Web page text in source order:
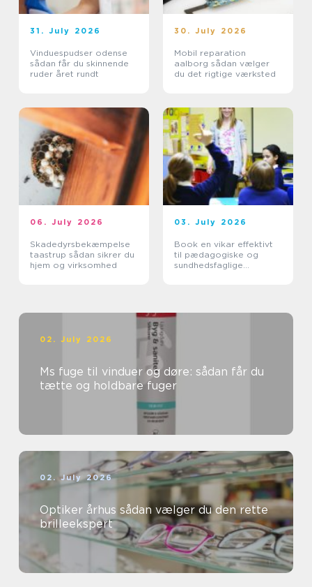
31. July 2026
Vinduespudser odense
sådan får du skinnende
ruder året rundt
30. July 2026
Mobil reparation
aalborg sådan vælger
du det rigtige værksted
06. July 2026
Skadedyrsbekæmpelse
taastrup sådan sikrer du
hjem og virksomhed
03. July 2026
Book en vikar effektivt
til pædagogiske og
sundhedsfaglige
02. July 2026
Ms fuge til vinduer og døre: sådan får du
tætte og holdbare fuger
02. July 2026
Optiker århus sådan vælger du den rette
brilleekspert